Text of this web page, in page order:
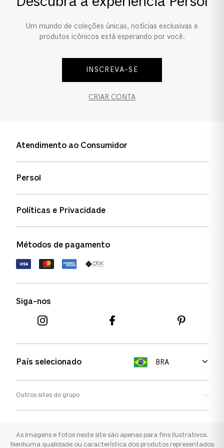
Um mundo de coleções únicas, notícias exclusivas e
produtos icônicos está esperando por você.
INSCREVA-SE
CRIAR CONTA
Atendimento ao Consumidor
Status de pedidos
Política de garantia
FAQs
Persol
Políticas e Privacidade
Política de devolução
Termos de uso
Métodos de pagamento
Siga-nos
País selecionado BRA
Outros sites do grupo
Ray-ban
As imagens e fotos neste site são apenas para fins ilustrativos.
Nenhuma qualidade ou característica dos produtos representados